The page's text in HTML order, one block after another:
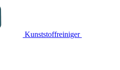
Kunststoffreiniger